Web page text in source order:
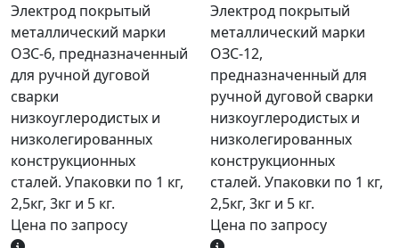
Электрод покрытый
металлический марки
ОЗС-6, предназначенный
для ручной дуговой
сварки
низкоуглеродистых и
низколегированных
конструкционных
сталей. Упаковки по 1 кг,
2,5кг, 3кг и 5 кг.
Цена по запросу
Электрод покрытый
металлический марки
ОЗС-12,
предназначенный для
ручной дуговой сварки
низкоуглеродистых и
низколегированных
конструкционных
сталей. Упаковки по 1 кг,
2,5кг, 3кг и 5 кг.
Цена по запросу